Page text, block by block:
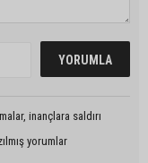
inançlara saldırı
yorumlar